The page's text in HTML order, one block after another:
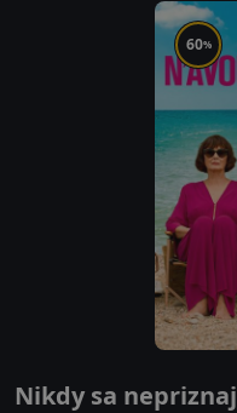
60%
Nikdy sa nepriznaj